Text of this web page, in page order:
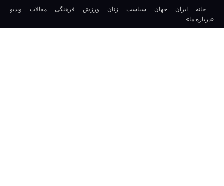
خانه ایران جهان سیاست زنان ورزش فرهنگی مقالات
ویدیو
«درباره ما»